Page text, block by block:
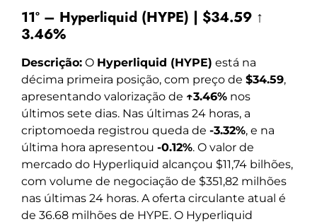
11º – Hyperliquid (HYPE) | $34.59 ↑
3.46%
Descrição: O Hyperliquid (HYPE) está na
décima primeira posição, com preço de $34.59,
apresentando valorização de ↑3.46% nos
últimos sete dias. Nas últimas 24 horas, a
criptomoeda registrou queda de -3.32%, e na
última hora apresentou -0.12%. O valor de
mercado do Hyperliquid alcançou $11,74 bilhões,
com volume de negociação de $351,82 milhões
nas últimas 24 horas. A oferta circulante atual é
de 36.68 milhões de HYPE. O Hyperliquid